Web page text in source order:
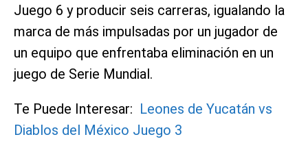
Juego 6 y producir seis carreras, igualando la
marca de más impulsadas por un jugador de
un equipo que enfrentaba eliminación en un
juego de Serie Mundial.
Te Puede Interesar: Leones de Yucatán vs
Diablos del México Juego 3